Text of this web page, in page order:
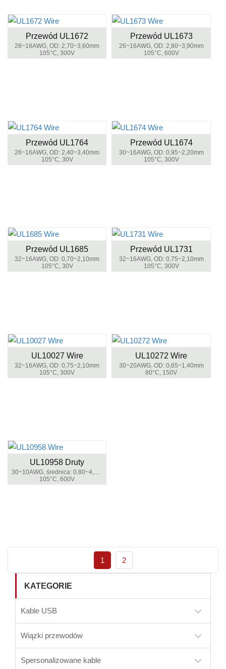
Przewód UL1672
28~18AWG, OD: 2,70~3,60mm
105°C, 300V
Przewód UL1673
26~16AWG, OD: 2,80~3,90mm
105°C, 600V
Przewód UL1764
26~16AWG, OD: 2,40~3,40mm
105°C, 30V
Przewód UL1674
30~16AWG, OD: 0,95~2,20mm
105°C, 300V
Przewód UL1685
32~16AWG, OD: 0,70~2,10mm
105°C, 30V
Przewód UL1731
32~16AWG, OD: 0,75~2,10mm
105°C, 300V
UL10027 Wire
32~16AWG, OD: 0,75~2,10mm
105°C, 300V
UL10272 Wire
30~20AWG, OD: 0,65~1,40mm
80°C, 150V
UL10958 Druty
30~10AWG, średnica: 0,80~4,00mm
105°C, 600V
1 2
KATEGORIE
Kable USB
Wiązki przewodów
Spersonalizowane kable